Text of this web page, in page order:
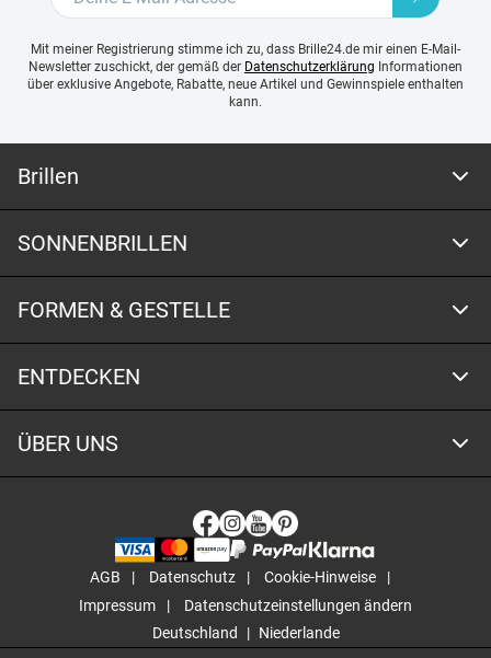
Mit meiner Registrierung stimme ich zu, dass Brille24.de mir einen E-Mail-
Newsletter zuschickt, der gemäß der Datenschutzerklärung Informationen
über exklusive Angebote, Rabatte, neue Artikel und Gewinnspiele enthalten
kann.
Brillen
SONNENBRILLEN
FORMEN & GESTELLE
ENTDECKEN
ÜBER UNS
AGB Datenschutz
Cookie-Hinweise
Impressum
Datenschutzeinstellungen ändern
Deutschland
Niederlande